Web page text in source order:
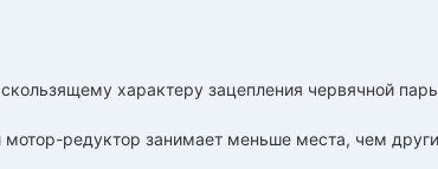
характеру зацепления червячной
редуктор занимает меньше места, чем